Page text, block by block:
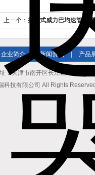
上一个： 插入式威力巴均速管流
企业简介 新闻资讯 | 产品
：天津市南开区长江道与密云
科技有限公司 All Rights